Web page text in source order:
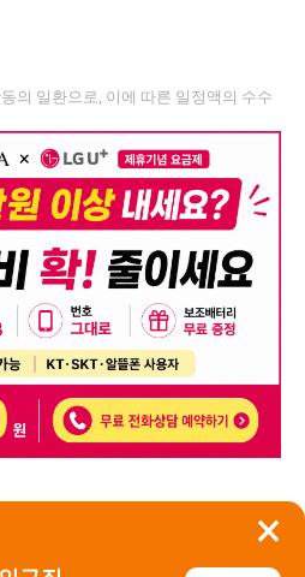
×
의 일환으로, 이에 따른 일정액의 수수